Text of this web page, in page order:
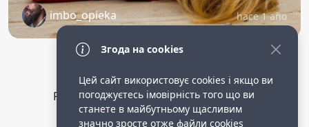
imbo_opieka hace 1 año
Privacy Policy
public terms of service
Робота опікункою в німеччині.
Згода на cookies
Цей сайт використовує cookies і якщо ви
погоджуєтесь імовірність того що ви
станете в майбутньому щасливим
значно зросте отже файли cookies